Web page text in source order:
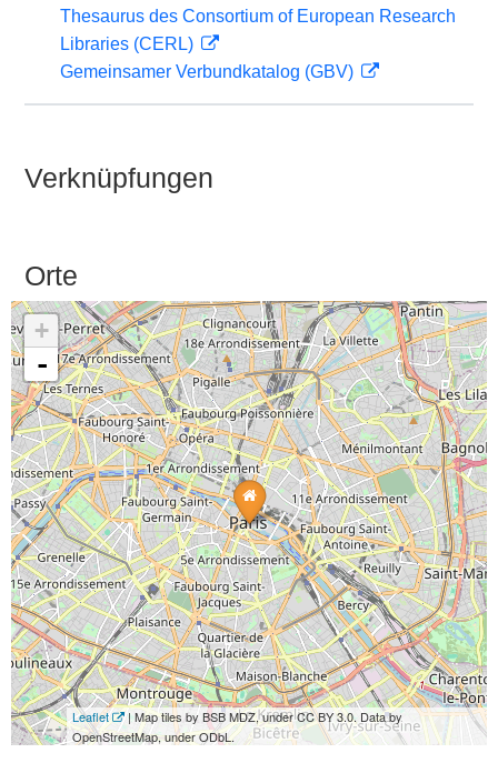
Thesaurus des Consortium of European Research
Libraries (CERL)
Gemeinsamer Verbundkatalog (GBV)
Verknüpfungen
Orte
+
-
Leaflet
| Map tiles by BSB MDZ, under CC BY 3.0. Data by
OpenStreetMap, under ODbL.